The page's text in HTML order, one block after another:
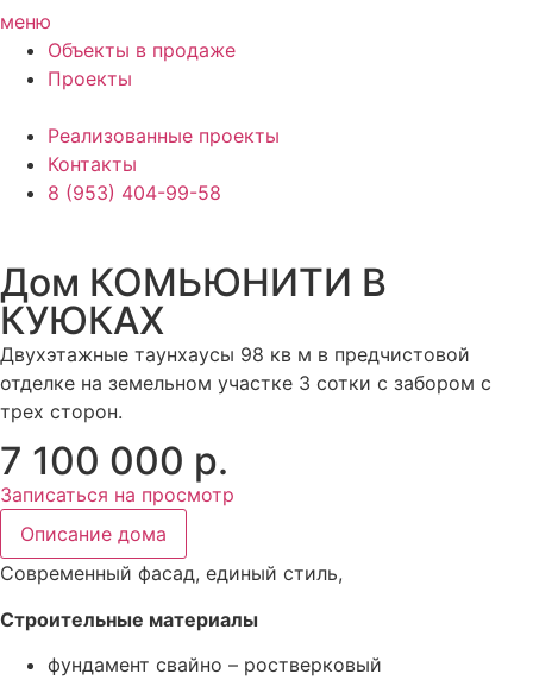
меню
Объекты в продаже
Проекты
Реализованные проекты
Контакты
8 (953) 404-99-58
Дом КОМЬЮНИТИ В
КУЮКАХ
Двухэтажные таунхаусы 98 кв м в предчистовой
отделке на земельном участке 3 сотки с забором с
трех сторон.
7 100 000 р.
Записаться на просмотр
Описание дома
Современный фасад, единый стиль,
Строительные материалы
фундамент свайно – ростверковый